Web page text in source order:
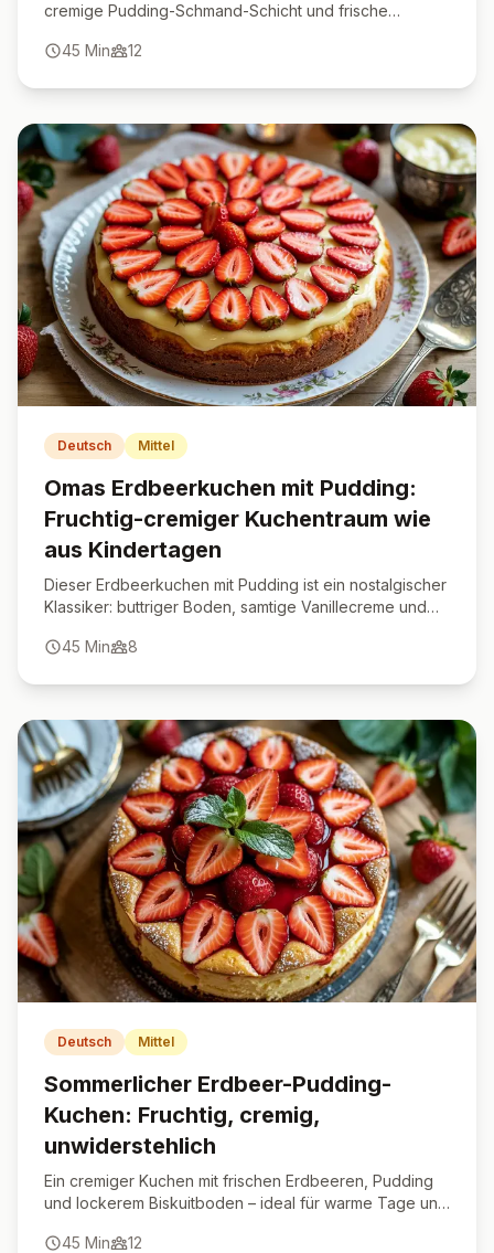
cremige Pudding-Schmand-Schicht und frische
45 Min 12
Deutsch Mittel
Omas Erdbeerkuchen mit Pudding:
Fruchtig-cremiger Kuchentraum wie
aus Kindertagen
Dieser Erdbeerkuchen mit Pudding ist ein nostalgischer
Klassiker: buttriger Boden, samtige Vanillecreme und
45 Min 8
Deutsch Mittel
Sommerlicher Erdbeer-Pudding-
Kuchen: Fruchtig, cremig,
unwiderstehlich
Ein cremiger Kuchen mit frischen Erdbeeren, Pudding
und lockerem Biskuitboden – ideal für warme Tage und
45 Min 12